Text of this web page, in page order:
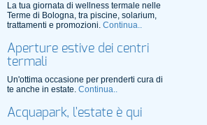
La tua giornata di wellness termale nelle
Terme di Bologna, tra piscine, solarium,
trattamenti e promozioni. Continua..
Aperture estive dei centri
termali
Un'ottima occasione per prenderti cura di
te anche in estate. Continua..
Acquapark, l'estate è qui